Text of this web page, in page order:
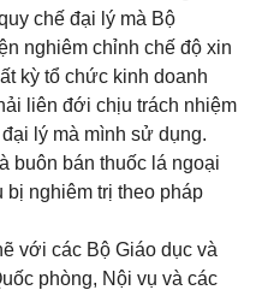
chế đại lý mà Bộ
nghiêm chỉnh chế độ xin
kỳ tổ chức kinh doanh
liên đới chịu trách nhiệm
lý mà mình sử dụng.
buôn bán thuốc lá ngoại
nghiêm trị theo pháp
với các Bộ Giáo dục và
phòng, Nội vụ và các